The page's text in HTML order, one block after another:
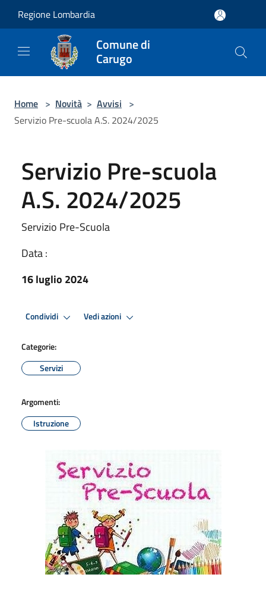
Regione Lombardia
Comune di
Carugo
Home > Novità > Avvisi >
Servizio Pre-scuola A.S. 2024/2025
Servizio Pre-scuola
A.S. 2024/2025
Servizio Pre-Scuola
Data :
16 luglio 2024
Condividi Vedi azioni
Categorie:
Servizi
Argomenti:
Istruzione